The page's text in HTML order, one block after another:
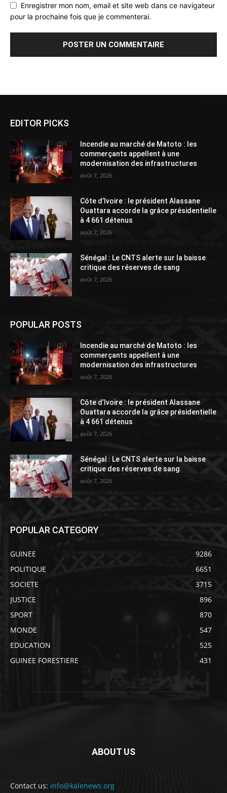
Enregistrer mon nom, email et site web dans ce navigateur
pour la prochaine fois que je commenterai.
EDITOR PICKS
Incendie au marché de Matoto : les
commerçants appellent à une
modernisation des infrastructures
août 7, 2026
Côte d’Ivoire : le président Alassane
Ouattara accorde la grâce présidentielle
à 4 661 détenus
août 7, 2026
Sénégal : Le CNTS alerte sur la baisse
critique des réserves de sang
août 7, 2026
POPULAR POSTS
Incendie au marché de Matoto : les
commerçants appellent à une
modernisation des infrastructures
août 7, 2026
Côte d’Ivoire : le président Alassane
Ouattara accorde la grâce présidentielle
à 4 661 détenus
août 7, 2026
Sénégal : Le CNTS alerte sur la baisse
critique des réserves de sang
août 7, 2026
POPULAR CATEGORY
GUINEE
9286
POLITIQUE
6651
SOCIETE
3715
JUSTICE
896
SPORT
870
MONDE
547
EDUCATION
525
GUINEE FORESTIERE
431
ABOUT US
Contact us: info@kalenews.org